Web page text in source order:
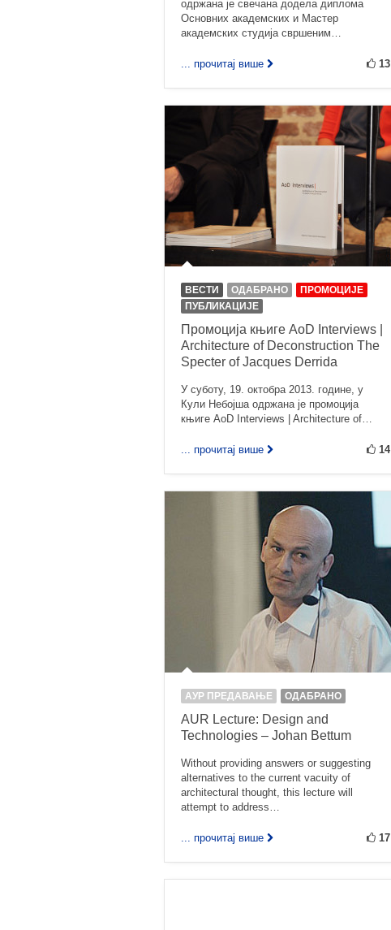
одржана је свечана додела диплома
Основних академских и Мастер
академских студија свршеним…
... прочитај више 13
ВЕСТИ ОДАБРАНО
ПРОМОЦИЈЕ
ПУБЛИКАЦИЈЕ
Промоција књиге AoD Interviews |
Architecture of Deconstruction The
Specter of Jacques Derrida
У суботу, 19. октобра 2013. године, у
Кули Небојша одржана је промоција
књиге AoD Interviews | Architecture of…
... прочитај више 14
АУР ПРЕДАВАЊЕ ОДАБРАНО
AUR Lecture: Design and
Technologies – Johan Bettum
Without providing answers or suggesting
alternatives to the current vacuity of
architectural thought, this lecture will
attempt to address…
... прочитај више 17